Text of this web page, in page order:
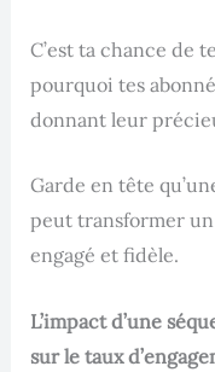
C’est ta chance de
pourquoi tes
donnant leur
Garde en tête
peut transformer
engagé et fidèle.
L’impact d’une
sur le taux